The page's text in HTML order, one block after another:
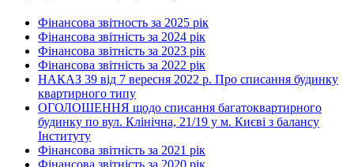
Фінансова звітность за 2025 рік
Фінансова звітність за 2024 рік
Фінансова звітність за 2023 рік
Фінансова звітність за 2022 рік
НАКАЗ 39 від 7 вересня 2022 р. Про списання будинку
квартирного типу
ОГОЛОШЕННЯ щодо списання багатоквартирного
будинку по вул. Клінічна, 21/19 у м. Києві з балансу
Інституту
Фінансова звітність за 2021 рік
Фінансова звітність за 2020 рік